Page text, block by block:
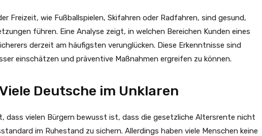
Freizeit, wie Fußballspielen, Skifahren oder Radfahren, sind gesund,
führen. Eine Analyse zeigt, in welchen Bereichen Kunden eines
derzeit am häufigsten verunglücken. Diese Erkenntnisse sind
einschätzen und präventive Maßnahmen ergreifen zu können.
Deutsche im Unklaren
dass vielen Bürgern bewusst ist, dass die gesetzliche Altersrente nicht
im Ruhestand zu sichern. Allerdings haben viele Menschen keine